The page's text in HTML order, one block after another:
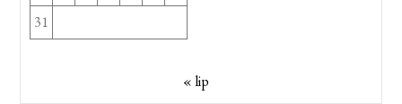
31
« lip